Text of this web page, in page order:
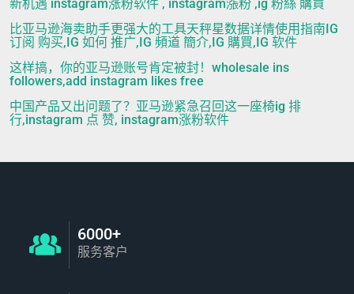
新机遇 instagram涨粉软件 , instagram漲粉 ,ig 粉絲 購買
比亚马逊海卖助手更强大的工具天秤星数据详情使用指南IG
订阅 购买,IG 如何 推广,IG 頻道 簡介,IG 購買,IG 软件
这样搞，你的亚马逊账号肯定被封！wholesale ins
followers,add instagram likes free
中国产品又出问题了？亚马逊紧急召回这一座椅ig 排
行,instagram 点 赞, instagram涨粉软件
6000+
服务客户